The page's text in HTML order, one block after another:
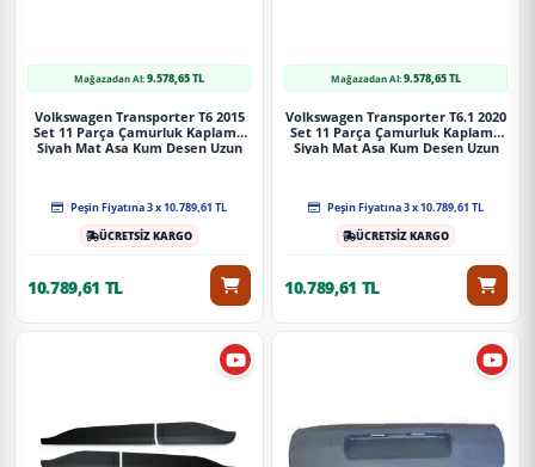
Mağazadan Al:9.578,65 TL
Volkswagen Transporter T6 2015
Set 11 Parça Çamurluk Kaplama
Siyah Mat Asa Kum Desen Uzun
Peşin Fiyatına 3 x 10.789,61 TL
ÜCRETSİZ KARGO
10.789,61 TL
Mağazadan Al:9.578,65 TL
Volkswagen Transporter T6.1 2020
Set 11 Parça Çamurluk Kaplama
Siyah Mat Asa Kum Desen Uzun
Peşin Fiyatına 3 x 10.789,61 TL
ÜCRETSİZ KARGO
10.789,61 TL